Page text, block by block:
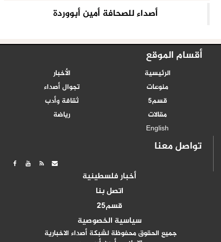
أقسام الموقع
الرئيسية
الأخبار
منوعات
تجوال أصداء
قسم5
ثقافة وأدب
مقالات
رياضة
English
تواصل معنا
أخبار فلسطينية
اتصل بنا
قسم25
سياسية الخصوصية
جميع الحقوق محفوظة لشبكة أصداء الاخبارية